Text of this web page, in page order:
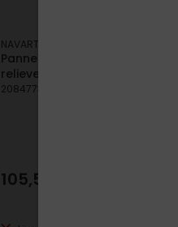
NAVARTI
Panneau expo KEON 20x60
relieve et décor Pnx format
2084773175040
105,55 €